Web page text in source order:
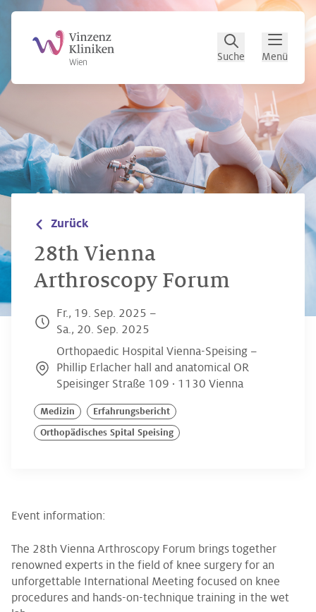
Suche Menü
Zurück
28th Vienna
Arthroscopy Forum
Fr., 19. Sep. 2025 –
Sa., 20. Sep. 2025
Orthopaedic Hospital Vienna-Speising –
Phillip Erlacher hall and anatomical OR
Speisinger Straße 109 · 1130 Vienna
Medizin Erfahrungsbericht
Orthopädisches Spital Speising
Event information:
The 28th Vienna Arthroscopy Forum brings together
renowned experts in the field of knee surgery for an
unforgettable International Meeting focused on knee
procedures and hands-on-technique training in the wet